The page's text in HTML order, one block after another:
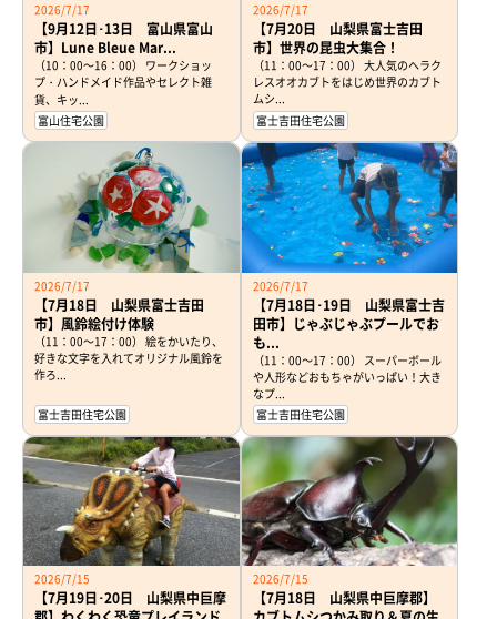
2026/7/17
【9月12日･13日 富山県富山
市】Lune Bleue Mar...
（10：00～16：00） ワークショッ
プ・ハンドメイド作品やセレクト雑
貨、キッ...
富山住宅公園
2026/7/17
【7月20日 山梨県富士吉田
市】世界の昆虫大集合！
（11：00～17：00） 大人気のヘラク
レスオオカブトをはじめ世界のカブト
ムシ...
富士吉田住宅公園
2026/7/17
【7月18日 山梨県富士吉田
市】風鈴絵付け体験
（11：00～17：00） 絵をかいたり、
好きな文字を入れてオリジナル風鈴を
作ろ...
富士吉田住宅公園
2026/7/17
【7月18日･19日 山梨県富士吉
田市】じゃぶじゃぶプールでお
も...
（11：00～17：00） スーパーボール
や人形などおもちゃがいっぱい！大き
なプ...
富士吉田住宅公園
2026/7/15
【7月19日･20日 山梨県中巨摩
2026/7/15
【7月18日 山梨県中巨摩郡】